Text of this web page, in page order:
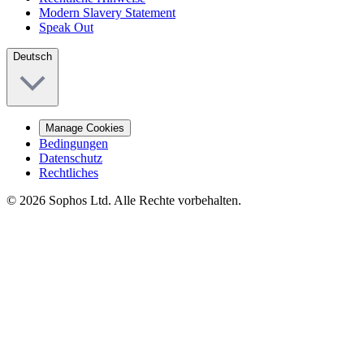
Modern Slavery Statement
Speak Out
Deutsch
Manage Cookies
Bedingungen
Datenschutz
Rechtliches
© 2026 Sophos Ltd. Alle Rechte vorbehalten.